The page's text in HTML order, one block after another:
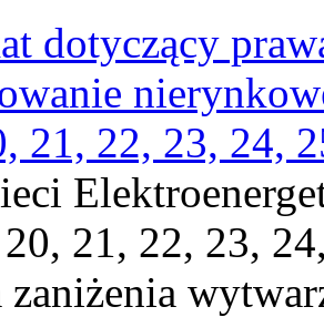
dotyczący
21, 22, 23, 24,
21, 22, 23,
zaniżenia